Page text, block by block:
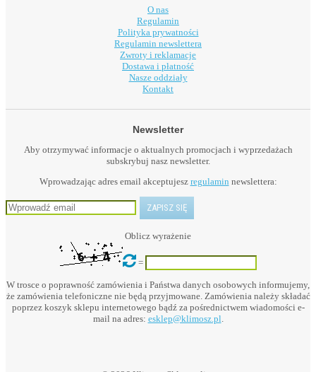
O nas
Regulamin
Polityka prywatności
Regulamin newslettera
Zwroty i reklamacje
Dostawa i płatność
Nasze oddziały
Kontakt
Newsletter
Aby otrzymywać informacje o aktualnych promocjach i wyprzedażach
subskrybuj nasz newsletter.
Wprowadzając adres email akceptujesz regulamin newslettera:
Oblicz wyrażenie
=
W trosce o poprawność zamówienia i Państwa danych osobowych informujemy,
że zamówienia telefoniczne nie będą przyjmowane. Zamówienia należy składać
poprzez koszyk sklepu internetowego bądź za pośrednictwem wiadomości e-
mail na adres: esklep@klimosz.pl